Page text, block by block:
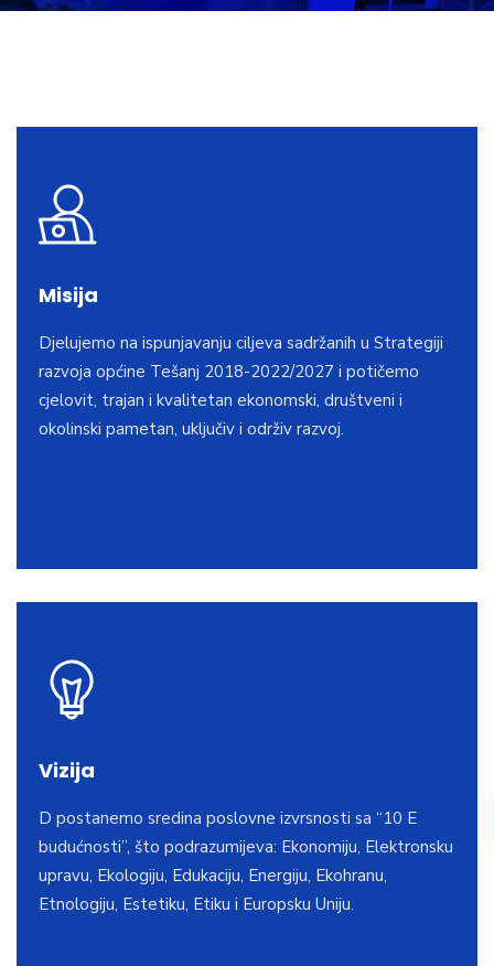
Misija
Djelujemo na ispunjavanju ciljeva sadržanih u Strategiji
razvoja općine Tešanj 2018-2022/2027 i potičemo
cjelovit, trajan i kvalitetan ekonomski, društveni i
okolinski pametan, uključiv i održiv razvoj.
Vizija
D postanemo sredina poslovne izvrsnosti sa “10 E
budućnosti”, što podrazumijeva: Ekonomiju, Elektronsku
upravu, Ekologiju, Edukaciju, Energiju, Ekohranu,
Etnologiju, Estetiku, Etiku i Europsku Uniju.